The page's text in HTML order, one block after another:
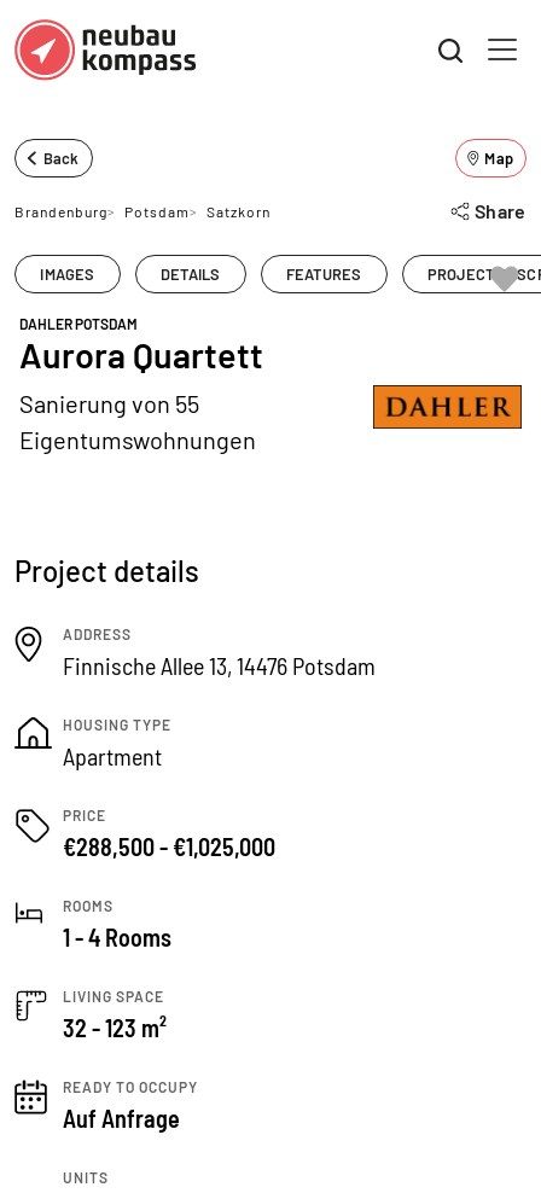
Back Map
Brandenburg> Potsdam> Satzkorn Share
IMAGES DETAILS FEATURES PROJECT
DAHLER POTSDAM
Aurora Quartett
Sanierung von 55
Eigentumswohnungen
Project details
ADDRESS
Finnische Allee 13, 14476 Potsdam
HOUSING TYPE
Apartment
PRICE
€288,500 - €1,025,000
ROOMS
1 - 4 Rooms
LIVING SPACE
32 - 123 m²
READY TO OCCUPY
Auf Anfrage
UNITS